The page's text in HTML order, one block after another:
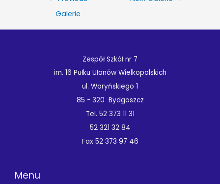
Galerie
Zespół Szkół nr 7
im. 16 Pułku Ułanów Wielkopolskich
ul. Waryńskiego 1
85 - 320 Bydgoszcz
Tel. 52 373 11 31
52 321 32 84
Fax 52 373 97 46
Menu